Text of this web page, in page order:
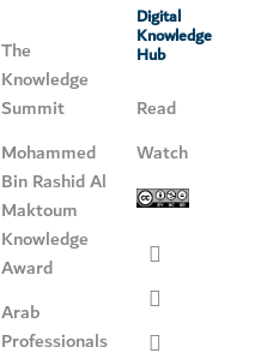
The
Knowledge
Summit
Mohammed
Bin Rashid Al
Maktoum
Knowledge
Award
Arab
Professionals
Digital
Knowledge
Hub
Read
Watch